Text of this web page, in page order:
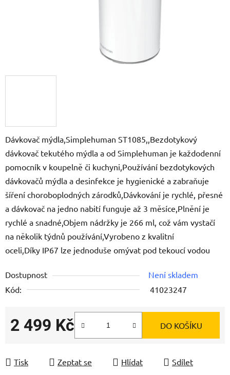
Dávkovač mýdla,Simplehuman ST1085,,Bezdotykový
dávkovač tekutého mýdla a od Simplehuman je každodenní
pomocník v koupelně či kuchyni,Používání bezdotykových
dávkovačů mýdla a desinfekce je hygienické a zabraňuje
šíření choroboplodných zárodků,Dávkování je rychlé, přesné
a dávkovač na jedno nabití funguje až 3 měsíce,Plnění je
rychlé a snadné,Objem nádržky je 266 ml, což vám vystačí
na několik týdnů používání,Vyrobeno z kvalitní
oceli,Díky IP67 lze jednoduše omývat pod tekoucí vodou
Dostupnost
Není skladem
Kód:
41023247
2 499 Kč DO KOŠÍKU
Tisk Zeptat se Hlídat Sdílet